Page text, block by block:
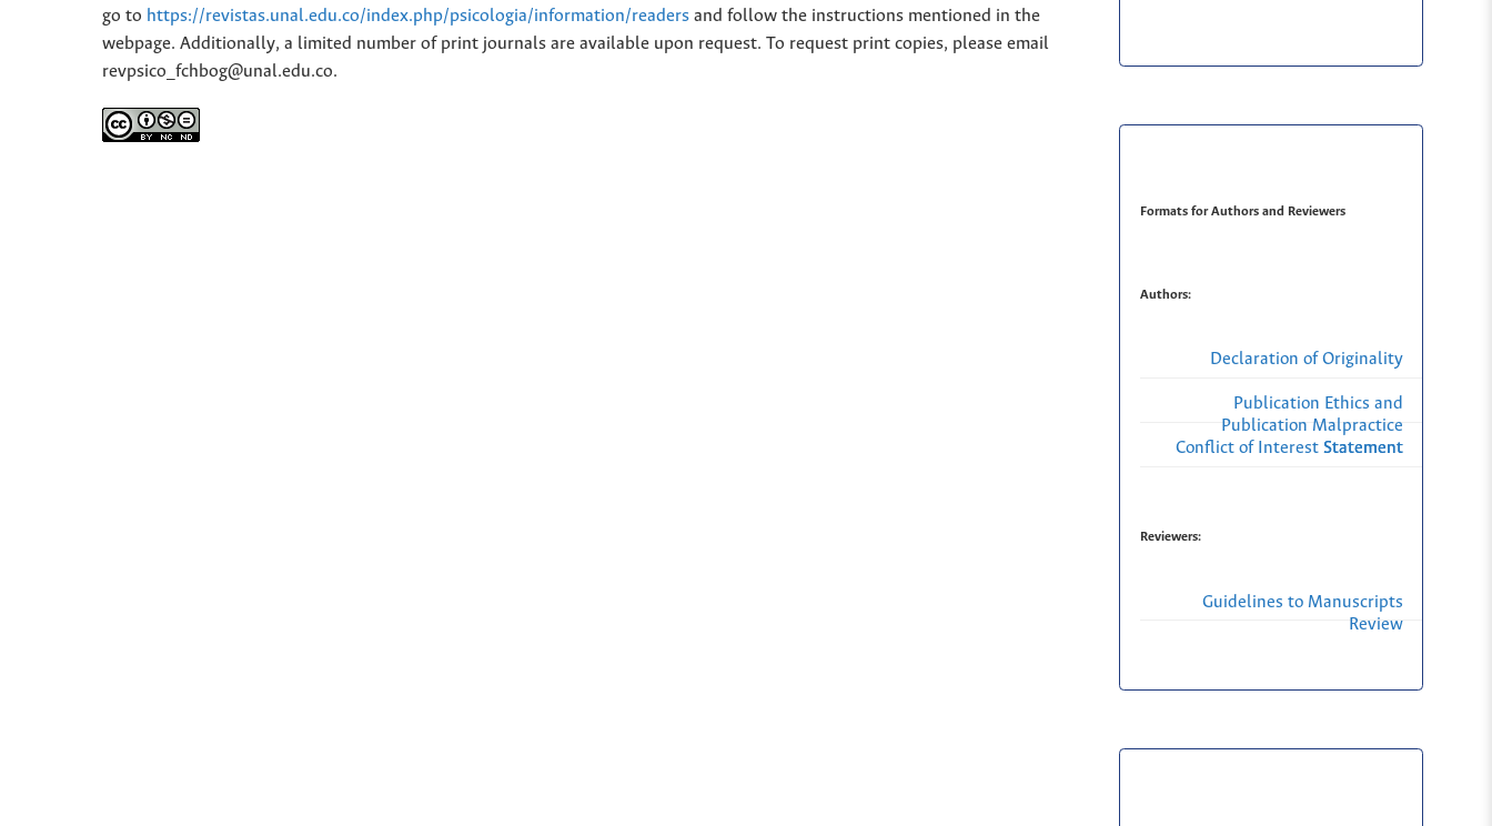
go to https://revistas.unal.edu.co/index.php/psicologia/information/readers and follow the instructions mentioned in the
webpage. Additionally, a limited number of print journals are available upon request. To request print copies, please email
revpsico_fchbog@unal.edu.co.
Formats for Authors and Reviewers
Authors:
Declaration of Originality
Publication Ethics and
Publication Malpractice
Statement
Conflict of Interest Statement
Reviewers:
Guidelines to Manuscripts
Review